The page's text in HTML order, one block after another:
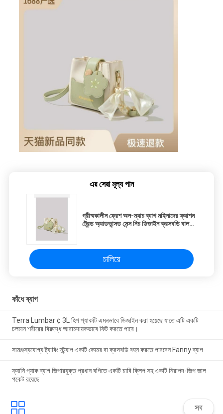
এর সেরা মূল্য পান
গ্রীষ্মকালীন ফ্রেশ অল-ম্যাচ ব্যাগ মহিলাদের ফ্যাশন
ট্রেন্ড অ্যাডভান্সড সেন্স নিচ ডিজাইন ক্রসবডি বালতি
চালিয়ে
কাঁধে ব্যাগ
Terra Lumbar ¢ 3L হিপ প্যাকটি এমনভাবে ডিজাইন করা হয়েছে যাতে এটি একটি
চলমান শরীরের বিরুদ্ধে আরামদায়কভাবে ফিট করতে পারে।
সামঞ্জস্যযোগ্য ট্যাবিং স্ট্র্যাপ একটি কোমর বা ক্রসবডি বহন করতে পারবেন Fanny ব্যাগ
ফ্যানি প্যাক ব্যাগ জিপারযুক্ত প্রধান বগিতে একটি চাবি ক্লিপ সহ একটি নিরাপদ-জিপ জাল
পকেট রয়েছে
সব